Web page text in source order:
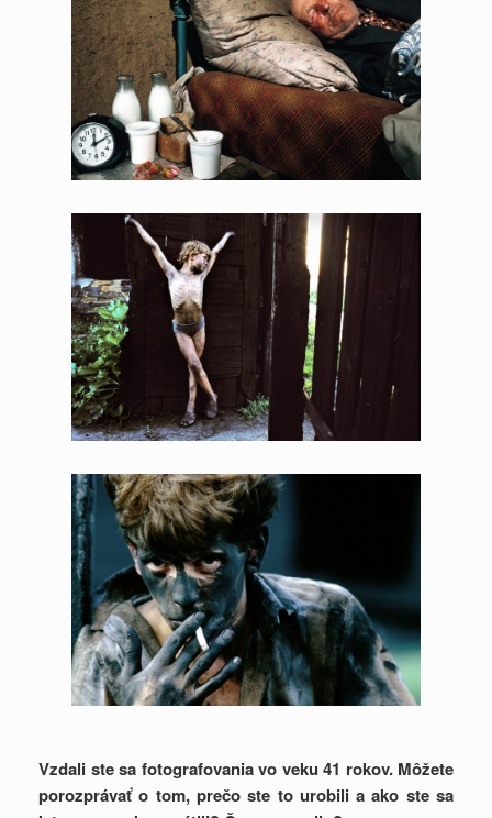
Vzdali ste sa fotografovania vo veku 41 rokov. Môžete
porozprávať o tom, prečo ste to urobili a ako ste sa